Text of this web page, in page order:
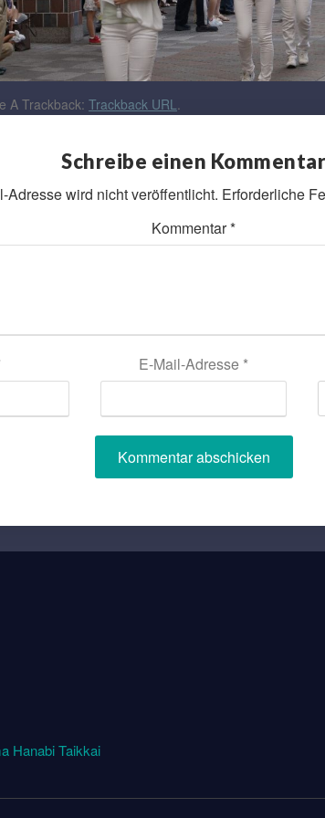
A Trackback: Trackback URL
Schreibe einen Kommentar
Adresse wird nicht veröffentlicht. Erforderliche
Kommentar*
E-Mail-Adresse *
Hanabi Taikkai